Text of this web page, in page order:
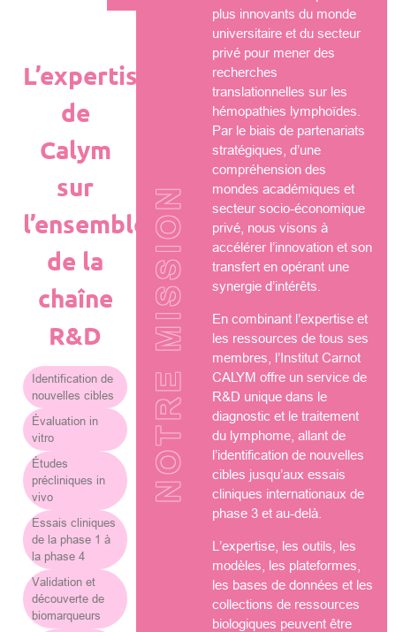
L’expertise
de
Calym
sur
l’ensemble
de la
chaîne
R&D
Identification de
nouvelles cibles
Évaluation in
vitro
Études
précliniques in
vivo
Essais cliniques
de la phase 1 à
la phase 4
Validation et
découverte de
biomarqueurs
NOTRE MISSION
plus innovants du monde
universitaire et du secteur
privé pour mener des
recherches
translationnelles sur les
hémopathies lymphoïdes.
Par le biais de partenariats
stratégiques, d’une
compréhension des
mondes académiques et
secteur socio-économique
privé, nous visons à
accélérer l’innovation et son
transfert en opérant une
synergie d’intérêts.
En combinant l’expertise et
les ressources de tous ses
membres, l’Institut Carnot
CALYM offre un service de
R&D unique dans le
diagnostic et le traitement
du lymphome, allant de
l’identification de nouvelles
cibles jusqu’aux essais
cliniques internationaux de
phase 3 et au-delà.
L’expertise, les outils, les
modèles, les plateformes,
les bases de données et les
collections de ressources
biologiques peuvent être